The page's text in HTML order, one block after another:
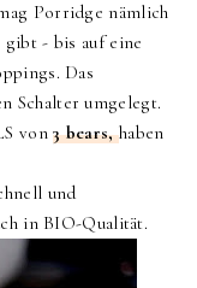
Porridge nämlich
- bis auf eine
Das
Schalter umgelegt.
von3 bears,haben
und
in BIO-Qualität.